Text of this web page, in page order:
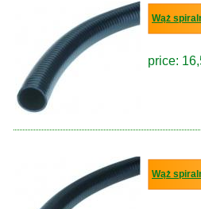
Wąż
price:
Wąż